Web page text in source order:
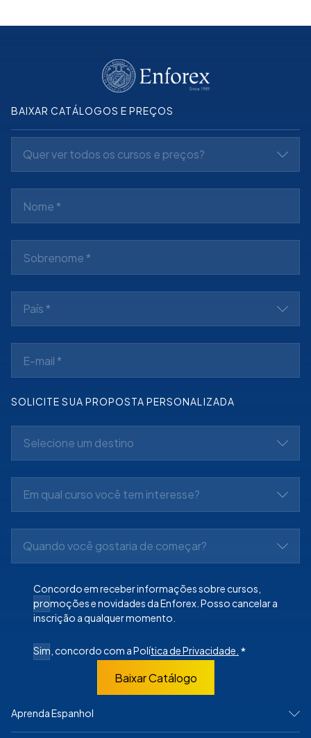
Aprenda Espanhol
BAIXAR CATÁLOGOS E PREÇOS
Quer ver todos os cursos e preços?
País *
SOLICITE SUA PROPOSTA PERSONALIZADA
Selecione um destino
Em qual curso você tem interesse?
Quando você gostaria de começar?
Concordo em receber informações sobre cursos,
promoções e novidades da Enforex. Posso cancelar a
inscrição a qualquer momento.
Sim, concordo com a Política de Privacidade. *
Baixar Catálogo